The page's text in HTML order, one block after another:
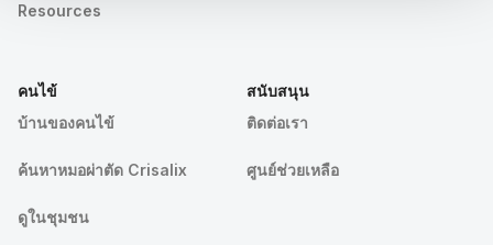
Resources
คนไข้
บ้านของคนไข้
ค้นหาหมอผ่าตัด Crisalix
ดูในชุมชน
สนับสนุน
ติดต่อเรา
ศูนย์ช่วยเหลือ